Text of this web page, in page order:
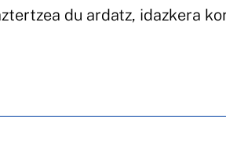
du ardatz, idazkera